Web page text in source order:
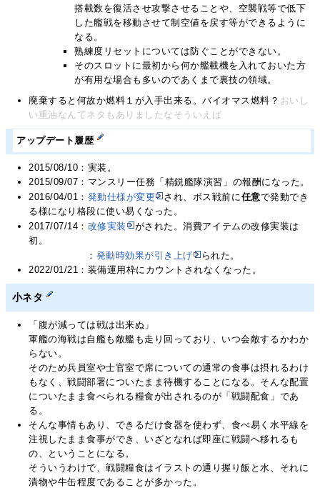
搭載数を復活させ攻撃させることや、空襲戦等で低下
した艦戦を移動させて制空値を戻す等ができるように
なる。
熟練度リセットについては防ぐことができない。
そのスロットに最初から何か艦載機を入れておいた方
が有用な場合も多いのであくまで裏技の領域。
廃棄すると何故か燃料１が入手出来る。バイオマス燃料？ おいし
い重油なんてネタもありましたなそういえば
アップデート履歴
2015/08/10：実装。
2015/09/07：マンスリー任務「精鋭艦隊演習」の報酬になった。
2016/04/01： 発動仕様が変更 され、ボス戦前に任意で発動でき
る様になり格段に使い易くなった。
2017/07/14： 改修実装
がされた。消費アイテムの改修実装は
初。
： 発動時効果が引き上げ
られた。
2022/01/21：装備運用枠にカウントされなくなった。
小ネタ
「腹が減っては戦は出来ぬ」
軍艦の海戦は自艦も敵艦も走り回っており、いつ会敵するかわか
らない。
そのため兵員室や士官室で席についての通常の食事は摂れるわけ
もなく、戦闘部署についたまま待機することになる。そんな配置
についたまま食べられる糧食が出されるのが「戦闘配食」であ
る。
そんな事情もあり、できるだけ食器を使わず、食べ易く水平線を
注視したまま食事ができ、いざとなれば即座に戦闘へ移れるも
の、ということになる。
そういうわけで、戦闘糧食はイラストの通り握り飯と水、それに
漬物や牛缶程度であることが多かった。